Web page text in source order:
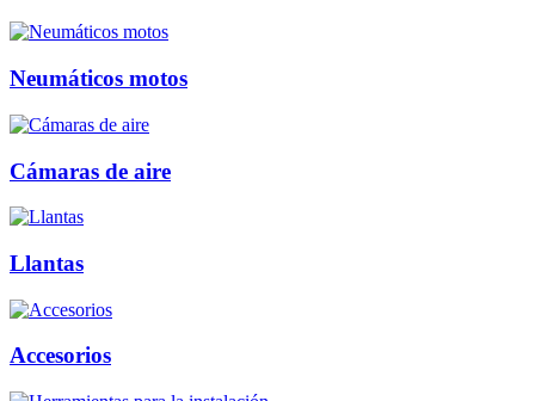
Neumáticos motos
Cámaras de aire
Llantas
Accesorios